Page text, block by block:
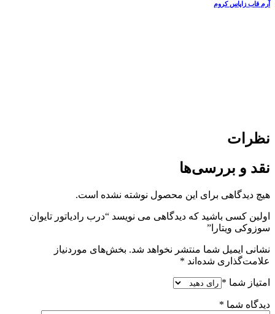
آرم قاب زاپاس کروم
نظرات
نقد و بررسی‌ها
هیچ دیدگاهی برای این محصول نوشته نشده است.
اولین کسی باشید که دیدگاهی می نویسد “درب رادیاتور تایوان
سوزوکی ویتارا”
نشانی ایمیل شما منتشر نخواهد شد. بخش‌های موردنیاز
علامت‌گذاری شده‌اند *
امتیاز شما *
دیدگاه شما *